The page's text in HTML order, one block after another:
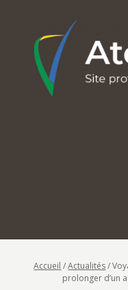
Accueil /Actualités/
prolonger d’un